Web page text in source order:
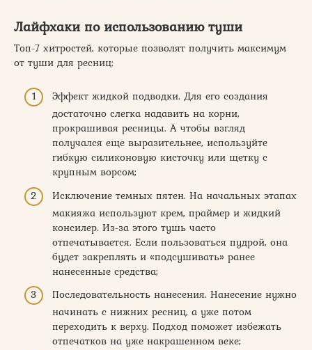
Лайфхаки по использованию туши
Топ-7 хитростей, которые позволят получить максимум
от туши для ресниц:
Эффект жидкой подводки. Для его создания
достаточно слегка надавить на корни,
прокрашивая ресницы. А чтобы взгляд
получался еще выразительнее, используйте
гибкую силиконовую кисточку или щетку с
крупным ворсом;
Исключение темных пятен. На начальных этапах
макияжа используют крем, праймер и жидкий
консилер. Из-за этого тушь часто
отпечатывается. Если пользоваться пудрой, она
будет закреплять и «подсушивать» ранее
нанесенные средства;
Последовательность нанесения. Нанесение нужно
начинать с нижних ресниц, а уже потом
переходить к верху. Подход поможет избежать
отпечатков на уже накрашенном веке;